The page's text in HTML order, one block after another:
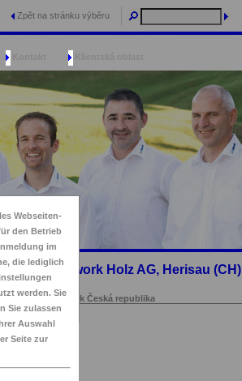
Zpět na stránku výběru
Cadwork Holz AG, Herisau (CH)
cadwork Česká republika
Webseiten-
den Betrieb
im
die lediglich
werden. Sie
Sie zulassen
Auswahl
Seite zur